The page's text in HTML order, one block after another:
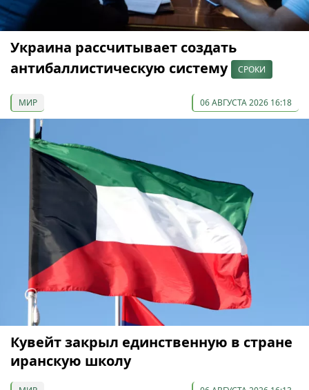
Украина рассчитывает создать
антибаллистическую систему
СРОКИ
МИР 06 АВГУСТА 2026 16:18
Кувейт закрыл единственную в стране
иранскую школу